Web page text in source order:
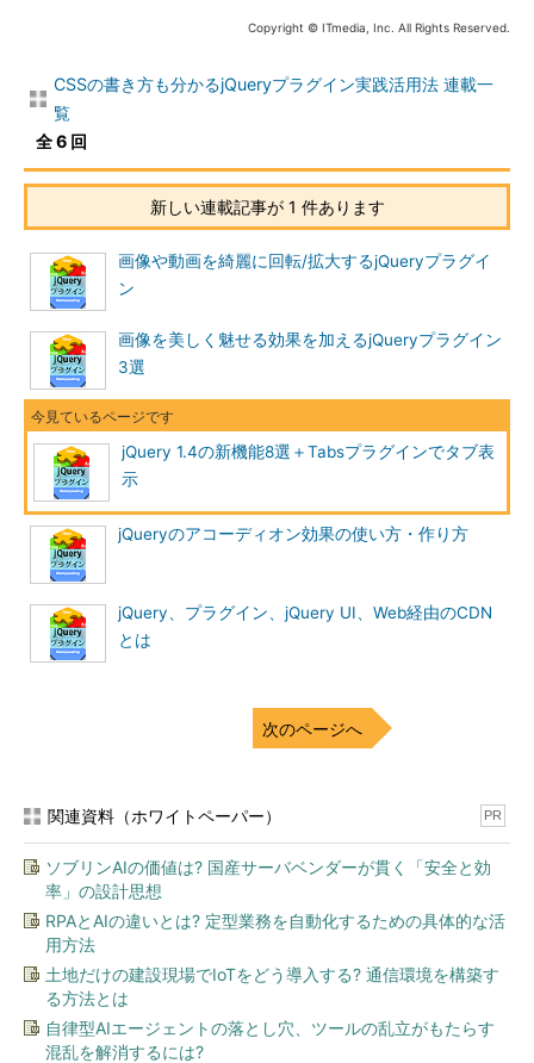
Copyright © ITmedia, Inc. All Rights Reserved.
CSSの書き方も分かるjQueryプラグイン実践活用法 連載一
覧
全 6 回
新しい連載記事が 1 件あります
画像や動画を綺麗に回転/拡大するjQueryプラグイ
ン
画像を美しく魅せる効果を加えるjQueryプラグイン
3選
jQuery 1.4の新機能8選＋Tabsプラグインでタブ表
示
jQueryのアコーディオン効果の使い方・作り方
jQuery、プラグイン、jQuery UI、Web経由のCDN
とは
次のページへ
関連資料（ホワイトペーパー） PR
ソブリンAIの価値は? 国産サーバベンダーが貫く「安全と効
率」の設計思想
RPAとAIの違いとは? 定型業務を自動化するための具体的な活
用方法
土地だけの建設現場でIoTをどう導入する? 通信環境を構築す
る方法とは
自律型AIエージェントの落とし穴、ツールの乱立がもたらす
混乱を解消するには?